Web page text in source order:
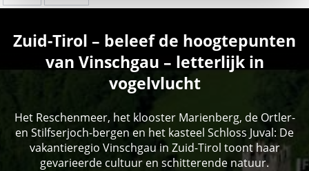
Zuid-Tirol – beleef de hoogtepunten
van Vinschgau – letterlijk in
vogelvlucht
Het Reschenmeer, het klooster Marienberg, de Ortler-
en Stilfserjoch-bergen en het kasteel Schloss Juval: De
vakantieregio Vinschgau in Zuid-Tirol toont haar
gevarieerde cultuur en schitterende natuur.